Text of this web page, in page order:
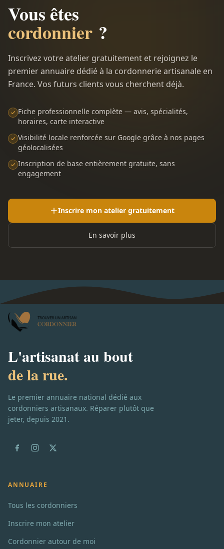
Vous êtes
cordonnier ?
Inscrivez votre atelier gratuitement et rejoignez le
premier annuaire dédié à la cordonnerie artisanale en
France. Vos futurs clients vous cherchent déjà.
Fiche professionnelle complète — avis, spécialités,
horaires, carte interactive
Visibilité locale renforcée sur Google grâce à nos pages
géolocalisées
Inscription de base entièrement gratuite, sans
engagement
Inscrire mon atelier gratuitement
En savoir plus
L'artisanat au bout
de la rue.
Le premier annuaire national dédié aux
cordonniers artisanaux. Réparer plutôt que
jeter, depuis 2021.
ANNUAIRE
Tous les cordonniers
Inscrire mon atelier
Cordonnier autour de moi